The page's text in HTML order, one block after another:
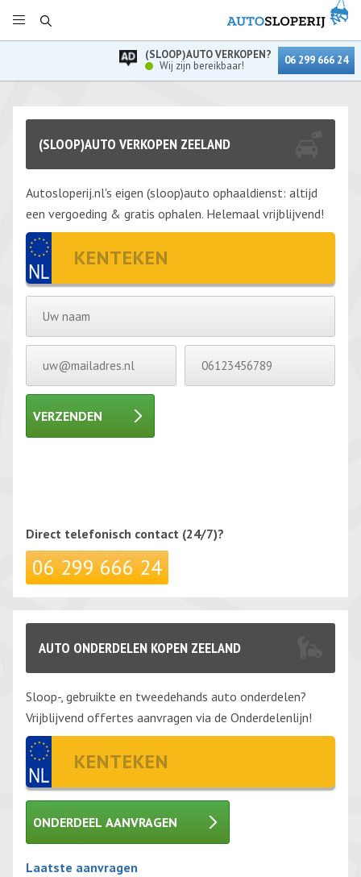
(SLOOP)AUTO VERKOPEN?
Wij zijn bereikbaar!
06 299 666 24
(SLOOP)AUTO VERKOPEN ZEELAND
Autosloperij.nl's eigen (sloop)auto ophaaldienst: altijd
een vergoeding & gratis ophalen. Helemaal vrijblijvend!
VERZENDEN
Direct telefonisch contact (24/7)?
06 299 666 24
AUTO ONDERDELEN KOPEN ZEELAND
Sloop-, gebruikte en tweedehands auto onderdelen?
Vrijblijvend offertes aanvragen via de Onderdelenlijn!
ONDERDEEL AANVRAGEN
Gelieve dit veld leeg te laten.
Laatste aanvragen